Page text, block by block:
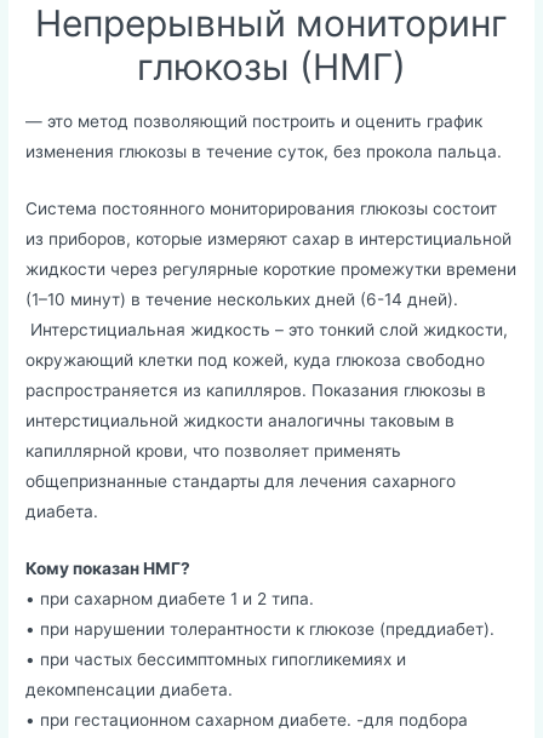
Непрерывный мониторинг
глюкозы (НМГ)
— это метод позволяющий построить и оценить график
изменения глюкозы в течение суток, без прокола пальца.
Система постоянного мониторирования глюкозы состоит
из приборов, которые измеряют сахар в интерстициальной
жидкости через регулярные короткие промежутки времени
(1–10 минут) в течение нескольких дней (6-14 дней).
Интерстициальная жидкость – это тонкий слой жидкости,
окружающий клетки под кожей, куда глюкоза свободно
распространяется из капилляров. Показания глюкозы в
интерстициальной жидкости аналогичны таковым в
капиллярной крови, что позволяет применять
общепризнанные стандарты для лечения сахарного
диабета.
Кому показан НМГ?
• при сахарном диабете 1 и 2 типа.
• при нарушении толерантности к глюкозе (преддиабет).
• при частых бессимптомных гипогликемиях и
декомпенсации диабета.
• при гестационном сахарном диабете. -для подбора